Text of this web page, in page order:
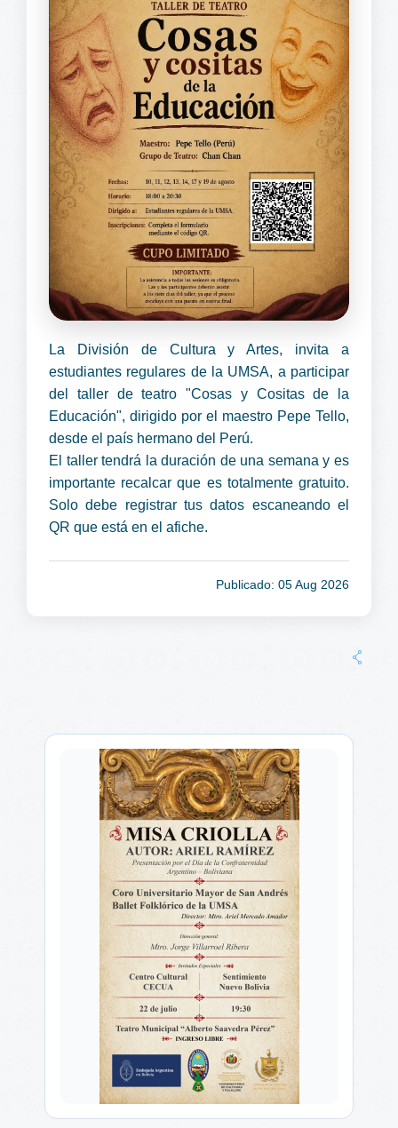
La División de Cultura y Artes, invita a
estudiantes regulares de la UMSA, a participar
del taller de teatro "Cosas y Cositas de la
Educación", dirigido por el maestro Pepe Tello,
desde el país hermano del Perú.
El taller tendrá la duración de una semana y es
importante recalcar que es totalmente gratuito.
Solo debe registrar tus datos escaneando el
QR que está en el afiche.
Publicado: 05 Aug 2026